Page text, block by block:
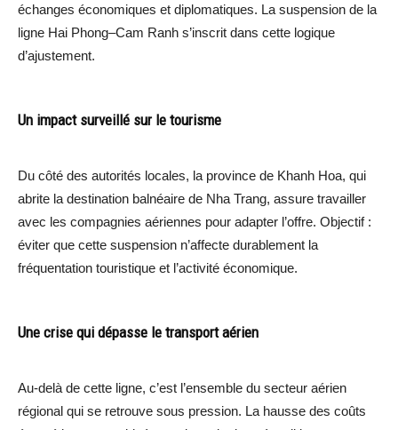
échanges économiques et diplomatiques. La suspension de la
ligne Hai Phong–Cam Ranh s’inscrit dans cette logique
d’ajustement.
Un impact surveillé sur le tourisme
Du côté des autorités locales, la province de Khanh Hoa, qui
abrite la destination balnéaire de Nha Trang, assure travailler
avec les compagnies aériennes pour adapter l’offre. Objectif :
éviter que cette suspension n’affecte durablement la
fréquentation touristique et l’activité économique.
Une crise qui dépasse le transport aérien
Au-delà de cette ligne, c’est l’ensemble du secteur aérien
régional qui se retrouve sous pression. La hausse des coûts